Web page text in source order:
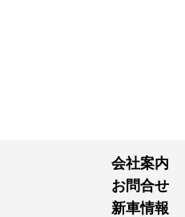
会社案内
お問合せ
新車情報